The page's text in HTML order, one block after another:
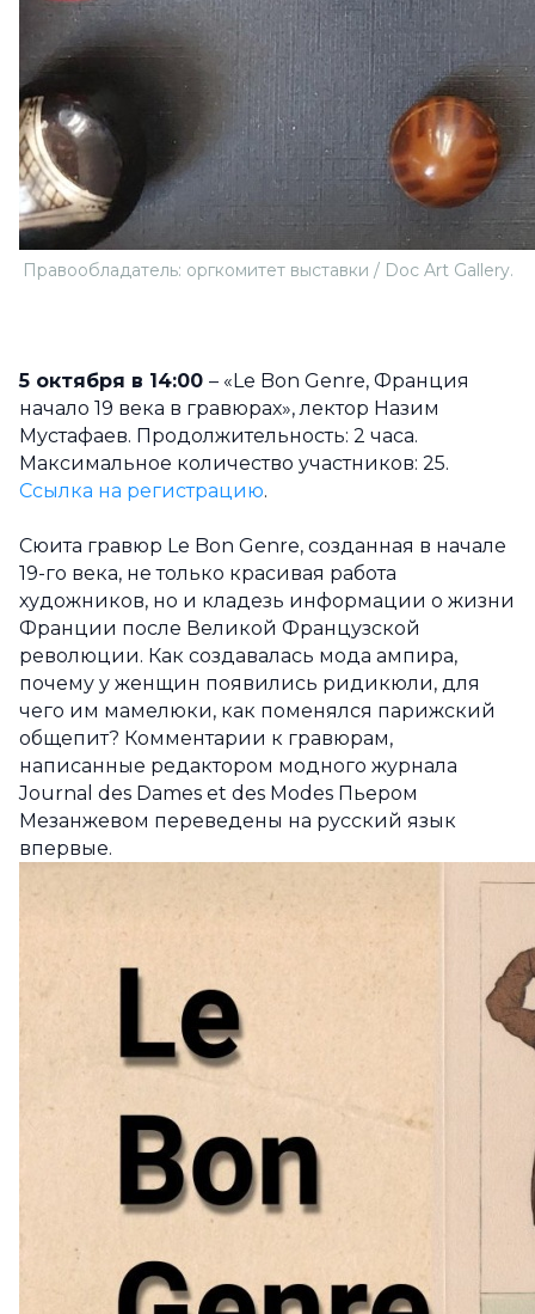
Правообладатель: оргкомитет выставки / Doc Art Gallery.
5 октября в 14:00 – «Le Bon Genre, Франция
начало 19 века в гравюрах», лектор Назим
Мустафаев. Продолжительность: 2 часа.
Максимальное количество участников: 25.
Ссылка на регистрацию.
Сюита гравюр Le Bon Genre, созданная в начале
19-го века, не только красивая работа
художников, но и кладезь информации о жизни
Франции после Великой Французской
революции. Как создавалась мода ампира,
почему у женщин появились ридикюли, для
чего им мамелюки, как поменялся парижский
общепит? Комментарии к гравюрам,
написанные редактором модного журнала
Journal des Dames et des Modes Пьером
Мезанжевом переведены на русский язык
впервые.